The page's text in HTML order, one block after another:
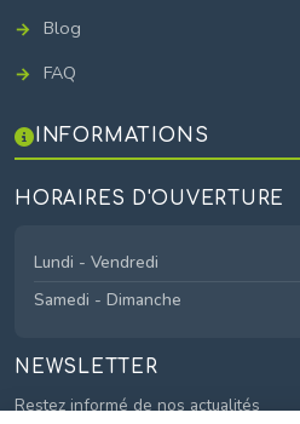
Blog
FAQ
INFORMATIONS
HORAIRES D'OUVERTURE
Lundi - Vendredi
Samedi - Dimanche
NEWSLETTER
Restez informé de nos actualités